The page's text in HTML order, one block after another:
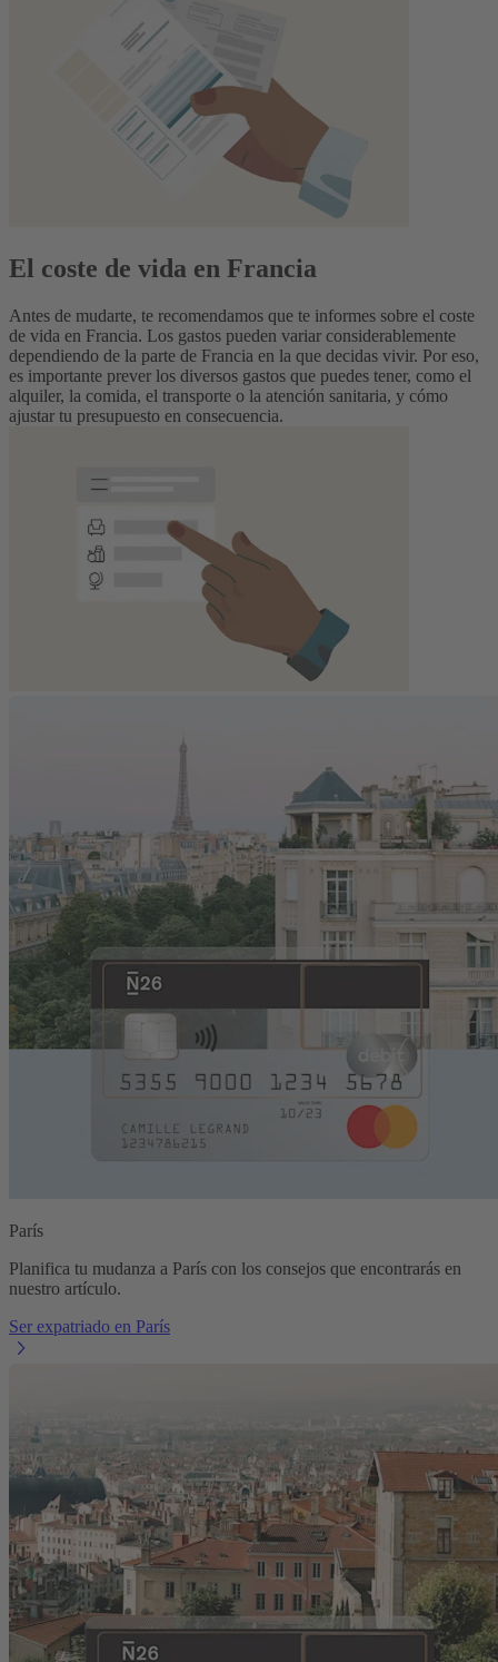
El coste de vida en Francia
Antes de mudarte, te recomendamos que te informes sobre el coste
de vida en Francia. Los gastos pueden variar considerablemente
dependiendo de la parte de Francia en la que decidas vivir. Por eso,
es importante prever los diversos gastos que puedes tener, como el
alquiler, la comida, el transporte o la atención sanitaria, y cómo
ajustar tu presupuesto en consecuencia.
París
Planifica tu mudanza a París con los consejos que encontrarás en
nuestro artículo.
Ser expatriado en París